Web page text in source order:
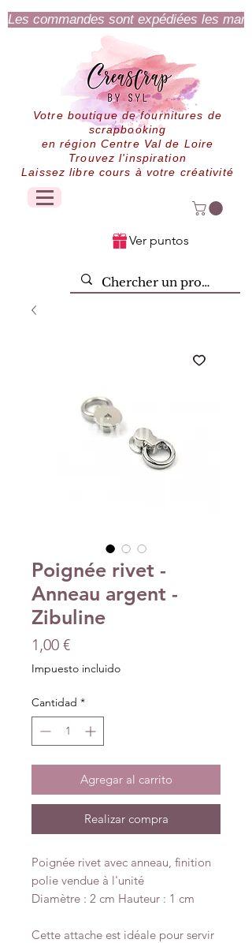
Les commandes sont expédiées les
Votre boutique de fournitures de
scrapbooking
en région Centre Val de Loire
Trouvez l'inspiration
Laissez libre cours à votre créativité
Ver puntos
Poignée rivet -
Anneau argent -
Zibuline
1,00 €Precio
Impuesto incluido
Cantidad *
Agregar al carrito
Realizar compra
Poignée rivet avec anneau, finition
polie vendue à l'unité
Diamètre : 2 cm Hauteur : 1 cm
Cette attache est idéale pour servir